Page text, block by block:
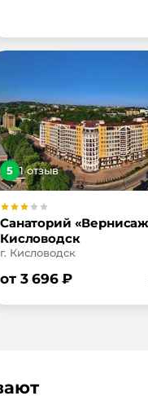
5 1отзыв
Санаторий
Кисловодск
г. Кисловодск
от 3 696₽